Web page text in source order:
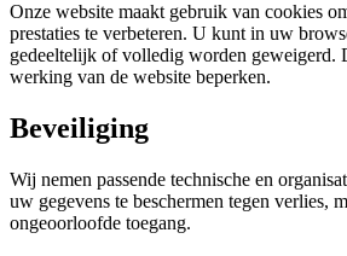
Onze website maakt gebruik van cookies
prestaties te verbeteren. U kunt in uw
gedeeltelijk of volledig worden geweigerd.
werking van de website beperken.
Beveiliging
Wij nemen passende technische en
uw gegevens te beschermen tegen verlies,
ongeoorloofde toegang.